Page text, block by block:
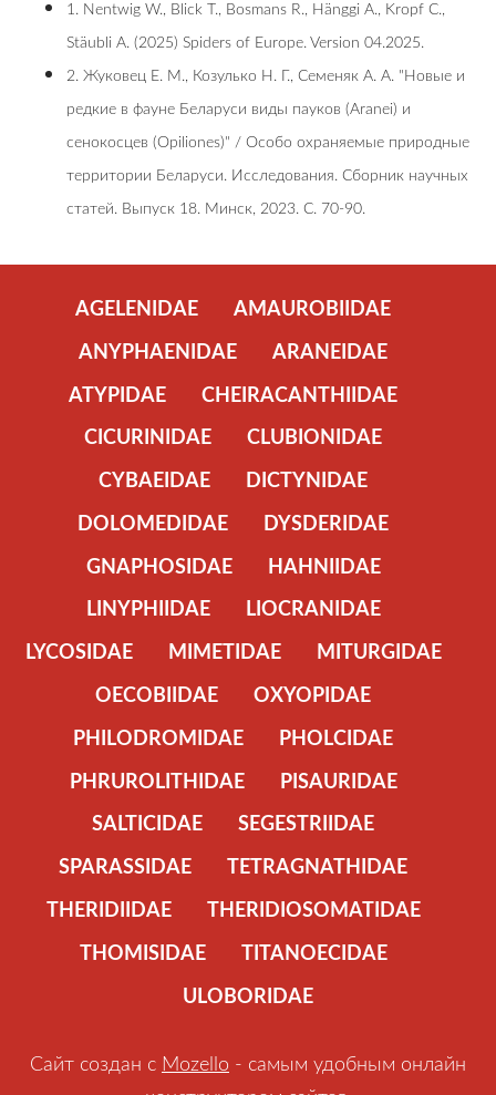
1. Nentwig W., Blick T., Bosmans R., Hänggi A., Kropf C.,
Stäubli A. (2025) Spiders of Europe. Version 04.2025.
2. Жуковец Е. М., Козулько Н. Г., Семеняк А. А. "Новые и
редкие в фауне Беларуси виды пауков (Aranei) и
сенокосцев (Opiliones)" / Особо охраняемые природные
территории Беларуси. Исследования. Сборник научных
статей. Выпуск 18. Минск, 2023. С. 70-90.
AGELENIDAE
AMAUROBIIDAE
ANYPHAENIDAE
ARANEIDAE
ATYPIDAE
CHEIRACANTHIIDAE
CICURINIDAE
CLUBIONIDAE
CYBAEIDAE
DICTYNIDAE
DOLOMEDIDAE
DYSDERIDAE
GNAPHOSIDAE
HAHNIIDAE
LINYPHIIDAE
LIOCRANIDAE
LYCOSIDAE
MIMETIDAE
MITURGIDAE
OECOBIIDAE
OXYOPIDAE
PHILODROMIDAE
PHOLCIDAE
PHRUROLITHIDAE
PISAURIDAE
SALTICIDAE
SEGESTRIIDAE
SPARASSIDAE
TETRAGNATHIDAE
THERIDIIDAE
THERIDIOSOMATIDAE
THOMISIDAE
TITANOECIDAE
ULOBORIDAE
Сайт создан с Mozello - самым удобным онлайн